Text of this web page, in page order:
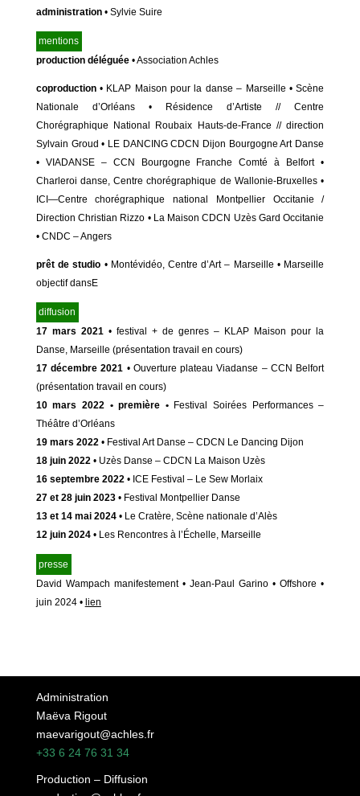
administration • Sylvie Suire
mentions
production déléguée • Association Achles
coproduction • KLAP Maison pour la danse – Marseille • Scène
Nationale d’Orléans • Résidence d’Artiste // Centre
Chorégraphique National Roubaix Hauts-de-France // direction
Sylvain Groud • LE DANCING CDCN Dijon Bourgogne Art Danse
• VIADANSE – CCN Bourgogne Franche Comté à Belfort •
Charleroi danse, Centre chorégraphique de Wallonie-Bruxelles •
ICI—Centre chorégraphique national Montpellier Occitanie /
Direction Christian Rizzo • La Maison CDCN Uzès Gard Occitanie
• CNDC – Angers
prêt de studio • Montévidéo, Centre d’Art – Marseille • Marseille
objectif dansE
diffusion
17 mars 2021 • festival + de genres – KLAP Maison pour la
Danse, Marseille (présentation travail en cours)
17 décembre 2021 • Ouverture plateau Viadanse – CCN Belfort
(présentation travail en cours)
10 mars 2022 • première • Festival Soirées Performances –
Théâtre d’Orléans
19 mars 2022 • Festival Art Danse – CDCN Le Dancing Dijon
18 juin 2022 • Uzès Danse – CDCN La Maison Uzès
16 septembre 2022 • ICE Festival – Le Sew Morlaix
27 et 28 juin 2023 • Festival Montpellier Danse
13 et 14 mai 2024 • Le Cratère, Scène nationale d’Alès
12 juin 2024 • Les Rencontres à l’Échelle, Marseille
presse
David Wampach manifestement • Jean-Paul Garino • Offshore •
juin 2024 • lien
Administration
Maëva Rigout
maevarigout@achles.fr
+33 6 24 76 31 34
Production – Diffusion